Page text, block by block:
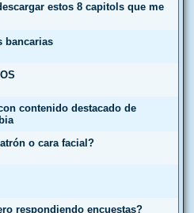
estos 8 capitols que me
bancarias
contenido destacado de
o cara facial?
respondiendo encuestas?